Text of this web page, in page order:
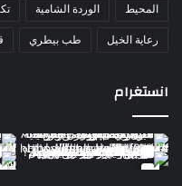
المحيط الوردة الشامية
رعاية الخيل طب بيطري
انستغرام